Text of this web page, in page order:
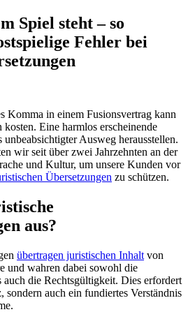
Spiel steht – so
Fehler bei
Komma in einem Fusionsvertrag kann
Eine harmlos erscheinende
Ausweg herausstellen.
wir seit über zwei Jahrzehnten an der
und Kultur, um unsere Kunden vor
Übersetzungen zu schützen.
aus?
übertragen juristischen Inhalt von
und wahren dabei sowohl die
auch die Rechtsgültigkeit. Dies erfordert
sondern auch ein fundiertes Verständnis